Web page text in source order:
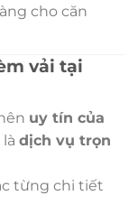
cho căn
vải tại
uy tín của
dịch vụ trọn
từng chi tiết